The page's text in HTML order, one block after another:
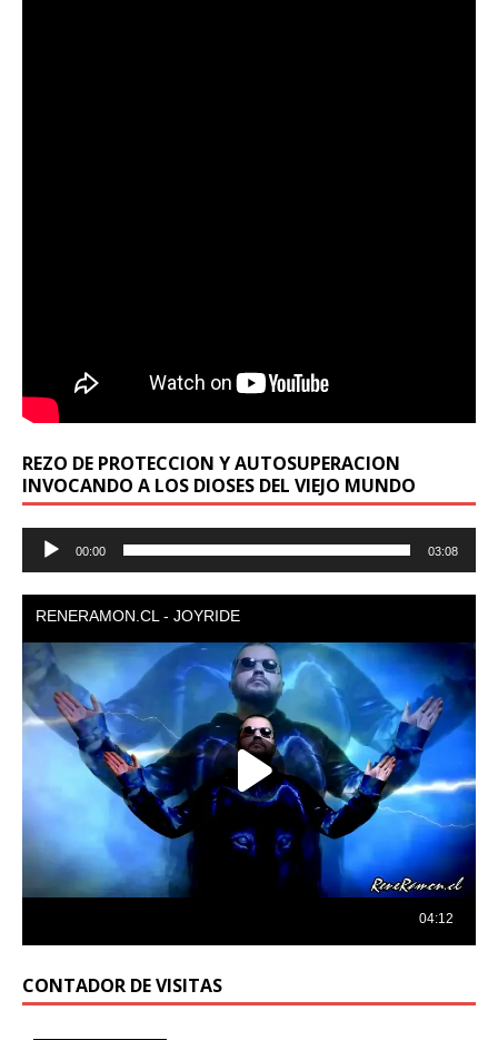
REZO DE PROTECCION Y AUTOSUPERACION
INVOCANDO A LOS DIOSES DEL VIEJO MUNDO
Reproductor
00:00 03:08
CONTADOR DE VISITAS